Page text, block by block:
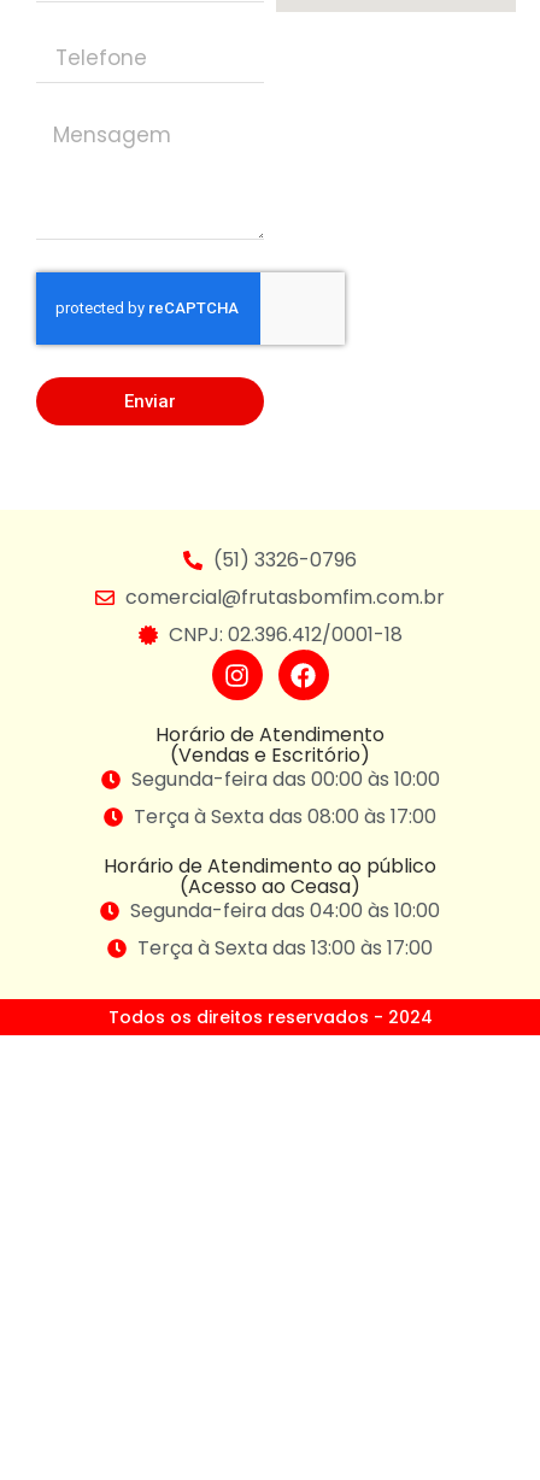
Enviar
(51) 3326-0796
comercial@frutasbomfim.com.br
CNPJ: 02.396.412/0001-18
Horário de Atendimento
(Vendas e Escritório)
Segunda-feira das 00:00 às 10:00
Terça à Sexta das 08:00 às 17:00
Horário de Atendimento ao público
(Acesso ao Ceasa)
Segunda-feira das 04:00 às 10:00
Terça à Sexta das 13:00 às 17:00
Todos os direitos reservados - 2024